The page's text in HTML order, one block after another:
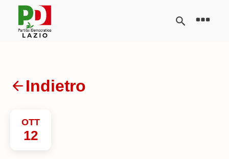
Indietro
OTT
12